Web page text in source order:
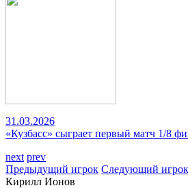
31.03.2026
«Кузбасс» сыграет первый матч 1/8
next prev
Предыдущий игрок Следующий игрок
Кирилл Ионов